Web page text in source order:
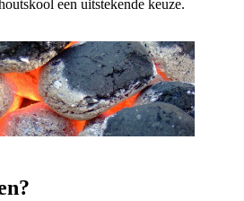
een uitstekende keuze.